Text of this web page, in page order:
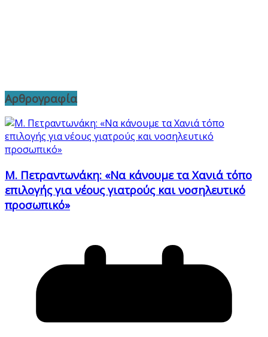
Αρθρογραφία
Μ. Πετραντωνάκη: «Να κάνουμε τα Χανιά τόπο
επιλογής για νέους γιατρούς και νοσηλευτικό
προσωπικό»